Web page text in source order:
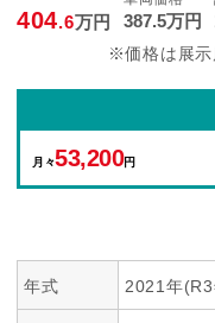
404.6万円 387.5万円
※価格は展
月々53,200円
年式 2021年(R3